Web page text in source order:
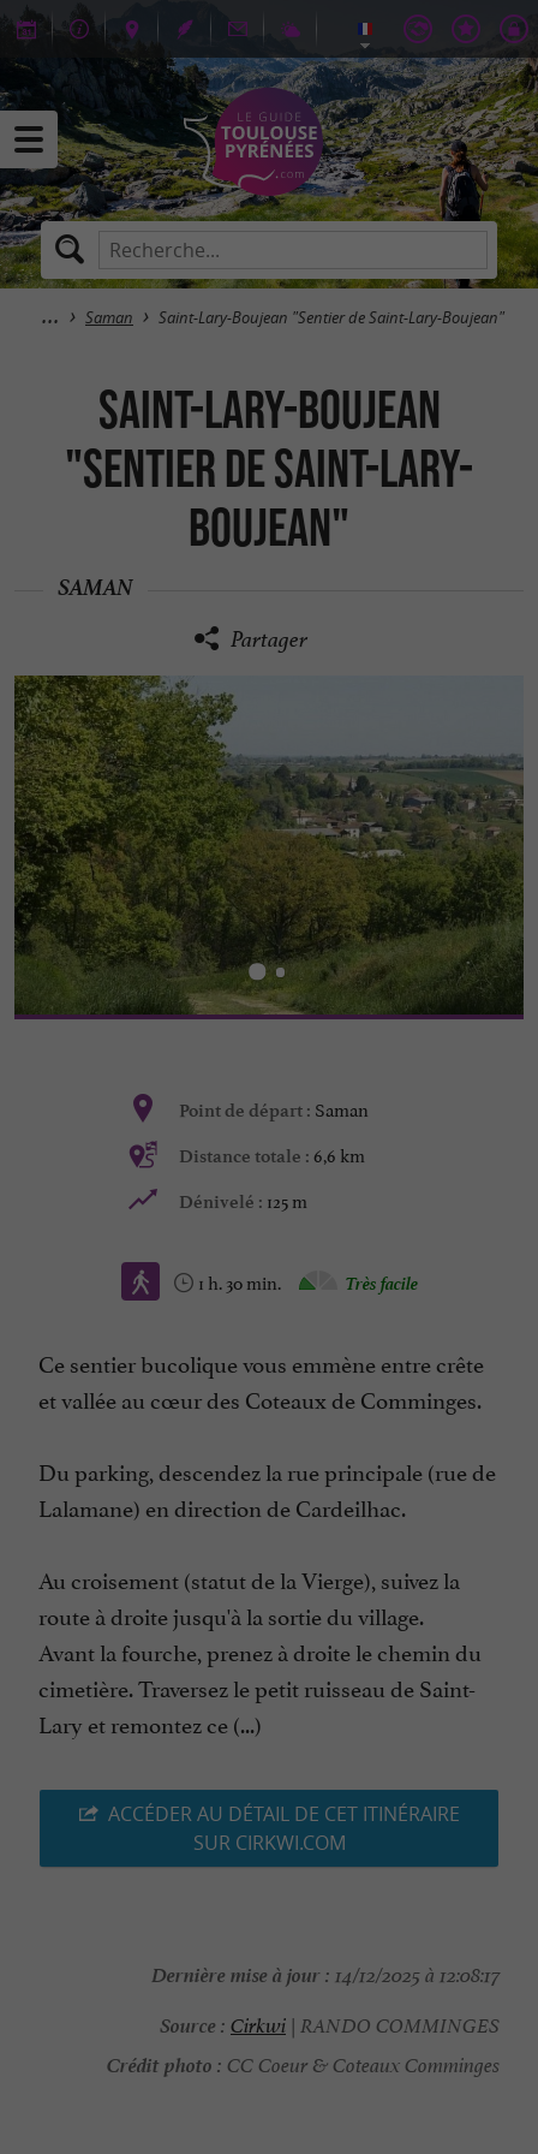
Saman Saint-Lary-Boujean "Sentier de Saint-Lary-Boujean"
Saint-Lary-Boujean
"Sentier de Saint-Lary-
Boujean"
SAMAN
Partager
Point de départ : Saman
Distance totale : 6,6 km
Dénivelé : 125 m
1 h. 30 min. Très facile
Ce sentier bucolique vous emmène entre crête
et vallée au cœur des Coteaux de Comminges.
Du parking, descendez la rue principale (rue de
Lalamane) en direction de Cardeilhac.
Au croisement (statut de la Vierge), suivez la
route à droite jusqu'à la sortie du village.
Avant la fourche, prenez à droite le chemin du
cimetière. Traversez le petit ruisseau de Saint-
Lary et remontez ce (...)
ACCÉDER AU DÉTAIL DE CET ITINÉRAIRE
SUR CIRKWI.COM
Dernière mise à jour : 14/12/2025 à 12:08:17
Source : Cirkwi | RANDO COMMINGES
Crédit photo : CC Coeur & Coteaux Comminges